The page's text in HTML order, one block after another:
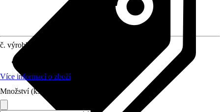
č. výrobku
Více informací o zboží
Množství (ks)